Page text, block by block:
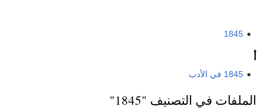
1845
1845 في الأدب
الملفات في التصنيف "1845"